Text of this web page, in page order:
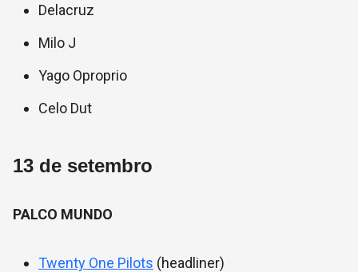
Delacruz
Milo J
Yago Oproprio
Celo Dut
13 de setembro
PALCO MUNDO
Twenty One Pilots (headliner)